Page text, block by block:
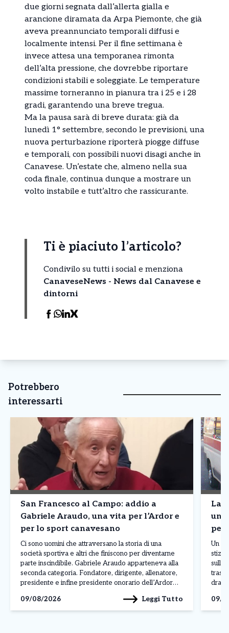
due giorni segnata dall’allerta gialla e
arancione diramata da Arpa Piemonte, che già
aveva preannunciato temporali diffusi e
localmente intensi. Per il fine settimana è
invece attesa una temporanea rimonta
dell’alta pressione, che dovrebbe riportare
condizioni stabili e soleggiate. Le temperature
massime torneranno in pianura tra i 25 e i 28
gradi, garantendo una breve tregua.
Ma la pausa sarà di breve durata: già da
lunedì 1° settembre, secondo le previsioni, una
nuova perturbazione riporterà piogge diffuse
e temporali, con possibili nuovi disagi anche in
Canavese. Un’estate che, almeno nella sua
coda finale, continua dunque a mostrare un
volto instabile e tutt’altro che rassicurante.
Ti è piaciuto l’articolo?
Condivilo su tutti i social e menziona
CanaveseNews - News dal Canavese e
dintorni
Potrebbero
interessarti
San Francesco al Campo: addio a
Gabriele Araudo, una vita per l’Ardor e
per lo sport canavesano
Ci sono uomini che attraversano la storia di una
società sportiva e altri che finiscono per diventarne
parte inscindibile. Gabriele Araudo apparteneva alla
seconda categoria. Fondatore, dirigente, allenatore,
presidente e infine presidente onorario dell’Ardor
settant’anni la vita della società giallorossa,
diventando un punto di riferimento per generazioni di
09/08/2026 Leggi Tutto
una
per
Un
sulla
09/